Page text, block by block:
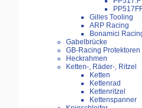
Gilles Tooling
ARP Racing
Bonamici
Gabelbrücke
GB-Racing Protektoren
Heckrahmen
Ketten-, Räder-, Ritzel
Ketten
Kettenrad
Kettenritzel
Kettenspanner